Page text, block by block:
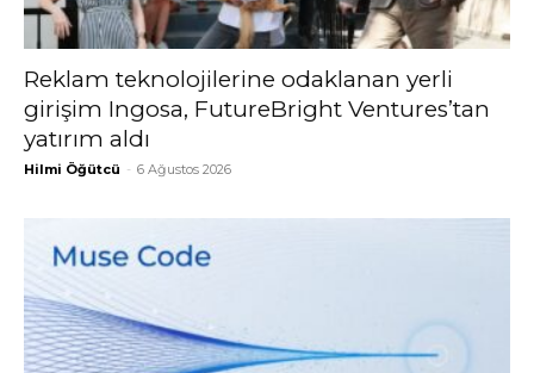
Reklam teknolojilerine odaklanan yerli
girişim Ingosa, FutureBright Ventures’tan
yatırım aldı
Hilmi Öğütcü - 6 Ağustos 2026